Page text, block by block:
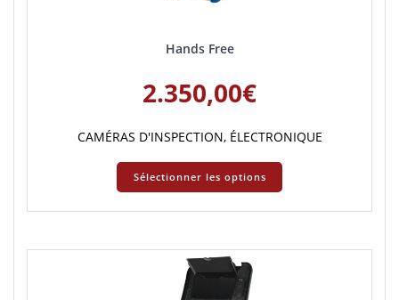
Hands Free
2.350,00€
CAMÉRAS D'INSPECTION, ÉLECTRONIQUE
Sélectionner les options